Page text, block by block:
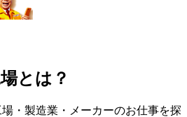
とは？
・製造業・メーカーのお仕事を探